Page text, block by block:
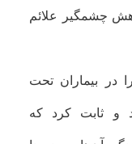
چشمگیر علائم
در بیماران تحت
و ثابت کرد که